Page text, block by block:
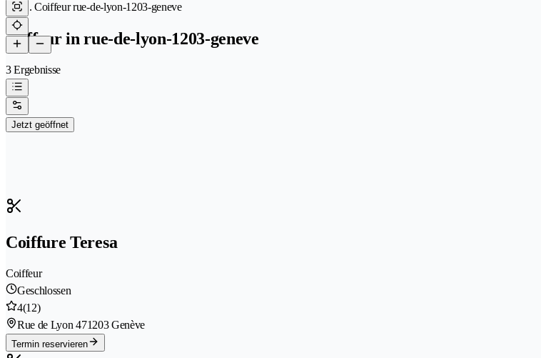
Coiffeur rue-de-lyon-1203-geneve
coiffeur in rue-de-lyon-1203-geneve
3 Ergebnisse
Jetzt geöffnet
Coiffure Teresa
Coiffeur
Geschlossen
4(12)
Rue de Lyon 471203 Genève
Termin reservieren